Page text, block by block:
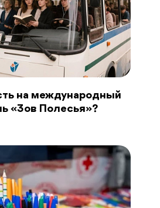
на международный
«Зов Полесья»?